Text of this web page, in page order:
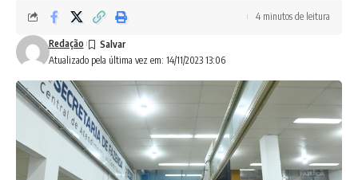
Atualizado pela última vez em: 14/11/2023 13:06
Redação
4 minutos de leitura